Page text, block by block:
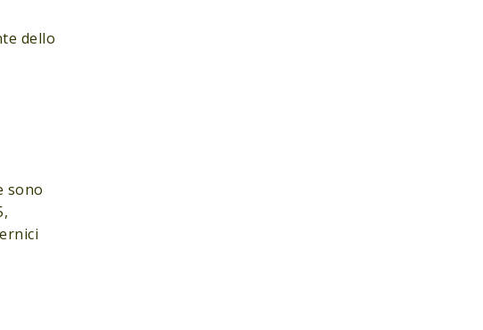
dello
sono